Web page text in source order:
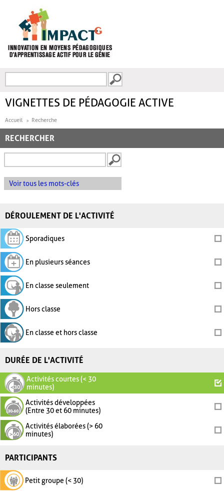
FORMULAIRE DE
VIGNETTES DE PÉDAGOGIE ACTIVE
Accueil Recherche
RECHERCHER
Voir tous les mots-clés
DÉROULEMENT DE L'ACTIVITÉ
Sporadiques
En plusieurs séances
En classe seulement
Hors classe
En classe et hors classe
DURÉE DE L'ACTIVITÉ
Activités courtes (< 30
minutes)
Activités développées
(Entre 30 et 60 minutes)
Activités élaborées (> 60
minutes)
PARTICIPANTS
Petit groupe (< 30)